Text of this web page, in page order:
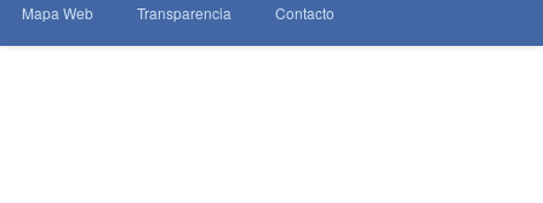
Mapa Web Transparencia Contacto